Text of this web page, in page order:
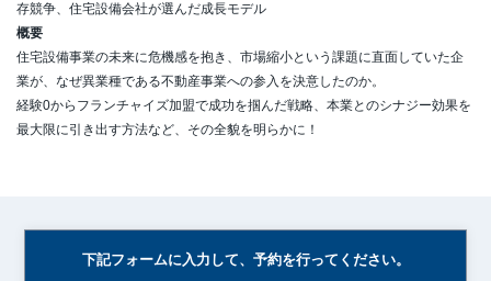
存競争、住宅設備会社が選んだ成長モデル
概要
住宅設備事業の未来に危機感を抱き、市場縮小という課題に直面していた企
業が、なぜ異業種である不動産事業への参入を決意したのか。
経験0からフランチャイズ加盟で成功を掴んだ戦略、本業とのシナジー効果を
最大限に引き出す方法など、その全貌を明らかに！
下記フォームに入力して、予約を行ってください。